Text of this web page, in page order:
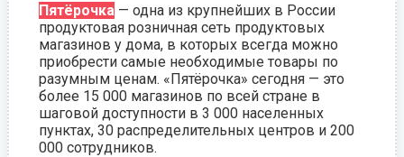
Пятёрочка — одна из крупнейших в России
продуктовая розничная сеть продуктовых
магазинов у дома, в которых всегда можно
приобрести самые необходимые товары по
разумным ценам. «Пятёрочка» сегодня — это
более 15 000 магазинов по всей стране в
шаговой доступности в 3 000 населенных
пунктах, 30 распределительных центров и 200
000 сотрудников.